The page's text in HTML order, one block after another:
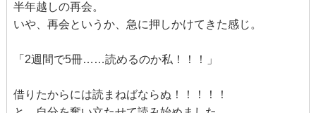
半年越しの再会。
いや、再会というか、急に押しかけてきた感じ。
「2週間で5冊……読めるのか私！！！」
借りたからには読まねばならぬ！！！！！